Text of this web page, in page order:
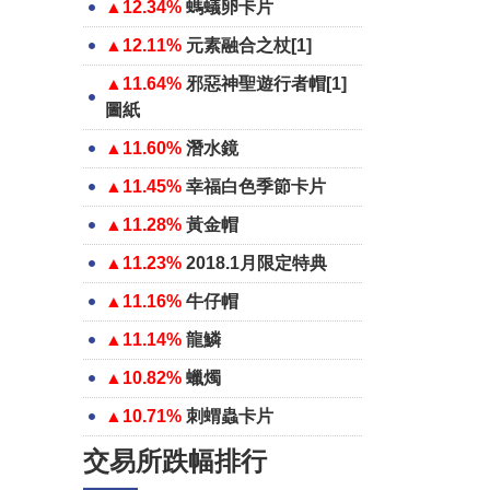
▲12.34% 螞蟻卵卡片
▲12.11% 元素融合之杖[1]
▲11.64% 邪惡神聖遊行者帽[1]
圖紙
▲11.60% 潛水鏡
▲11.45% 幸福白色季節卡片
▲11.28% 黃金帽
▲11.23% 2018.1月限定特典
▲11.16% 牛仔帽
▲11.14% 龍鱗
▲10.82% 蠟燭
▲10.71% 刺蝟蟲卡片
交易所跌幅排行